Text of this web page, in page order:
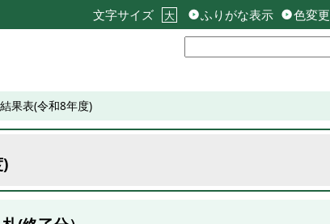
文字サイズ 大 ふりがな表示 色変更
果表(令和8年度)